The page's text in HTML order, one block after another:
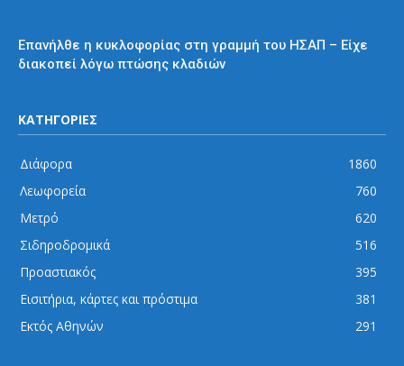
Επανήλθε η κυκλοφορίας στη γραμμή του ΗΣΑΠ – Είχε
διακοπεί λόγω πτώσης κλαδιών
ΚΑΤΗΓΟΡΙΕΣ
Διάφορα
1860
Λεωφορεία
760
Μετρό
620
Σιδηροδρομικά
516
Προαστιακός
395
Εισιτήρια, κάρτες και πρόστιμα
381
Εκτός Αθηνών
291